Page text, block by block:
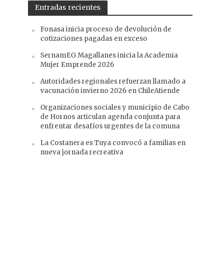
Entradas recientes
Fonasa inicia proceso de devolución de
cotizaciones pagadas en exceso
SernamEG Magallanes inicia la Academia
Mujer Emprende 2026
Autoridades regionales refuerzan llamado a
vacunación invierno 2026 en ChileAtiende
Organizaciones sociales y municipio de Cabo
de Hornos articulan agenda conjunta para
enfrentar desafíos urgentes de la comuna
La Costanera es Tuya convocó a familias en
nueva jornada recreativa